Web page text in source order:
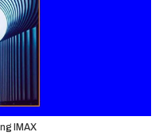
IMAX